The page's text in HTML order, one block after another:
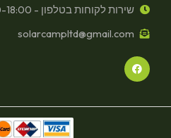
שירות לקוחות בטלפון - 8:00-18:00
solarcampltd@gmail.com
F
a
c
o